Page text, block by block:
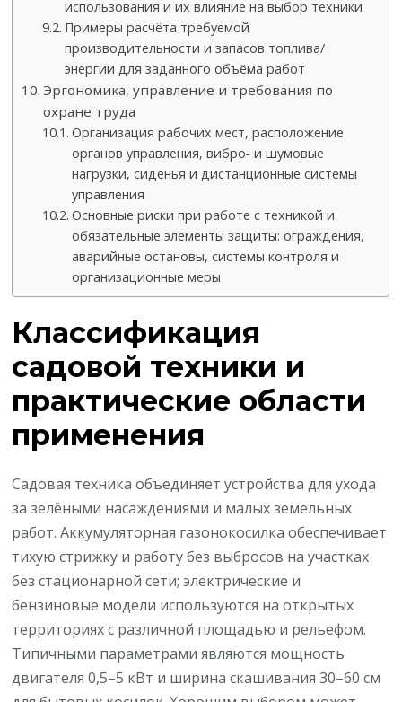
использования и их влияние на выбор техники
Примеры расчёта требуемой
производительности и запасов топлива/
энергии для заданного объёма работ
Эргономика, управление и требования по
охране труда
Организация рабочих мест, расположение
органов управления, вибро‑ и шумовые
нагрузки, сиденья и дистанционные системы
управления
Основные риски при работе с техникой и
обязательные элементы защиты: ограждения,
аварийные остановы, системы контроля и
организационные меры
Классификация
садовой техники и
практические области
применения
Садовая техника объединяет устройства для ухода
за зелёными насаждениями и малых земельных
работ. Аккумуляторная газонокосилка обеспечивает
тихую стрижку и работу без выбросов на участках
без стационарной сети; электрические и
бензиновые модели используются на открытых
территориях с различной площадью и рельефом.
Типичными параметрами являются мощность
двигателя 0,5–5 кВт и ширина скашивания 30–60 см